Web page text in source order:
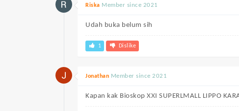
Riska Member since 2021
Udah buka belum sih
1 Dislike
Jonathan Member since 2021
Kapan kak Bioskop XXI SUPERLMALL LIPPO